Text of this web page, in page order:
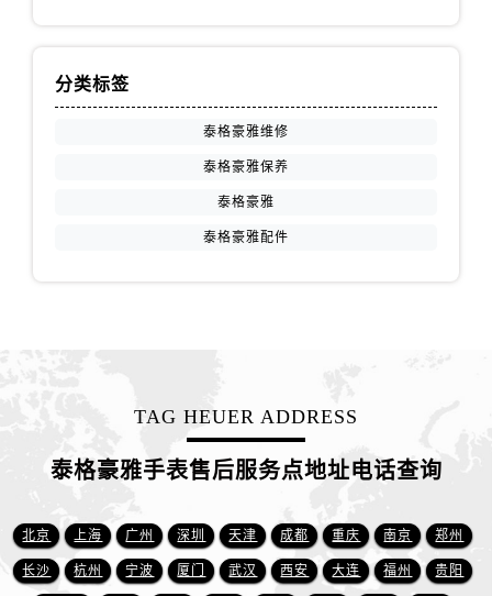
内蒙古自治区锡林郭勒盟市锡林浩特市光明街与额尔敦路交叉口泰格豪雅售后服务中心（需提前预约）
安徽省池州市贵池区长江路泰格豪雅售后服务中心（需提前预约）
安徽省滁州市琅琊区南谯北路泰格豪雅售后服务中心（需提前预约）
分类标签
泰格豪雅维修
泰格豪雅保养
泰格豪雅
泰格豪雅配件
TAG HEUER ADDRESS
泰格豪雅手表售后服务点地址电话查询
北京 上海 广州 深圳 天津 成都 重庆 南京 郑州
长沙 杭州 宁波 厦门 武汉 西安 大连 福州 贵阳